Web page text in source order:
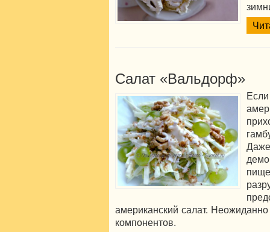
Салат «Вальдорф»
американский салат.
компонентов.